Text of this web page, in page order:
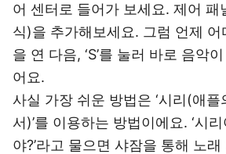
어 센터로 들어가 보세요. 제어 패
식)을 추가해보세요. 그럼 언제 어
을 연 다음, ‘S’를 눌러 바로 음악
어요.
사실 가장 쉬운 방법은 ‘시리(애플
서)’를 이용하는 방법이에요. ‘시
야?’라고 물으면 샤잠을 통해 노